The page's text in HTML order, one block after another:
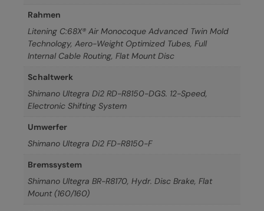
Rahmen
Litening C:68X® Air Monocoque Advanced Twin Mold
Technology, Aero-Weight Optimized Tubes, Full
Internal Cable Routing, Flat Mount Disc
Schaltwerk
Shimano Ultegra Di2 RD-R8150-DGS. 12-Speed,
Electronic Shifting System
Umwerfer
Shimano Ultegra Di2 FD-R8150-F
Bremssystem
Shimano Ultegra BR-R8170, Hydr. Disc Brake, Flat
Mount (160/160)